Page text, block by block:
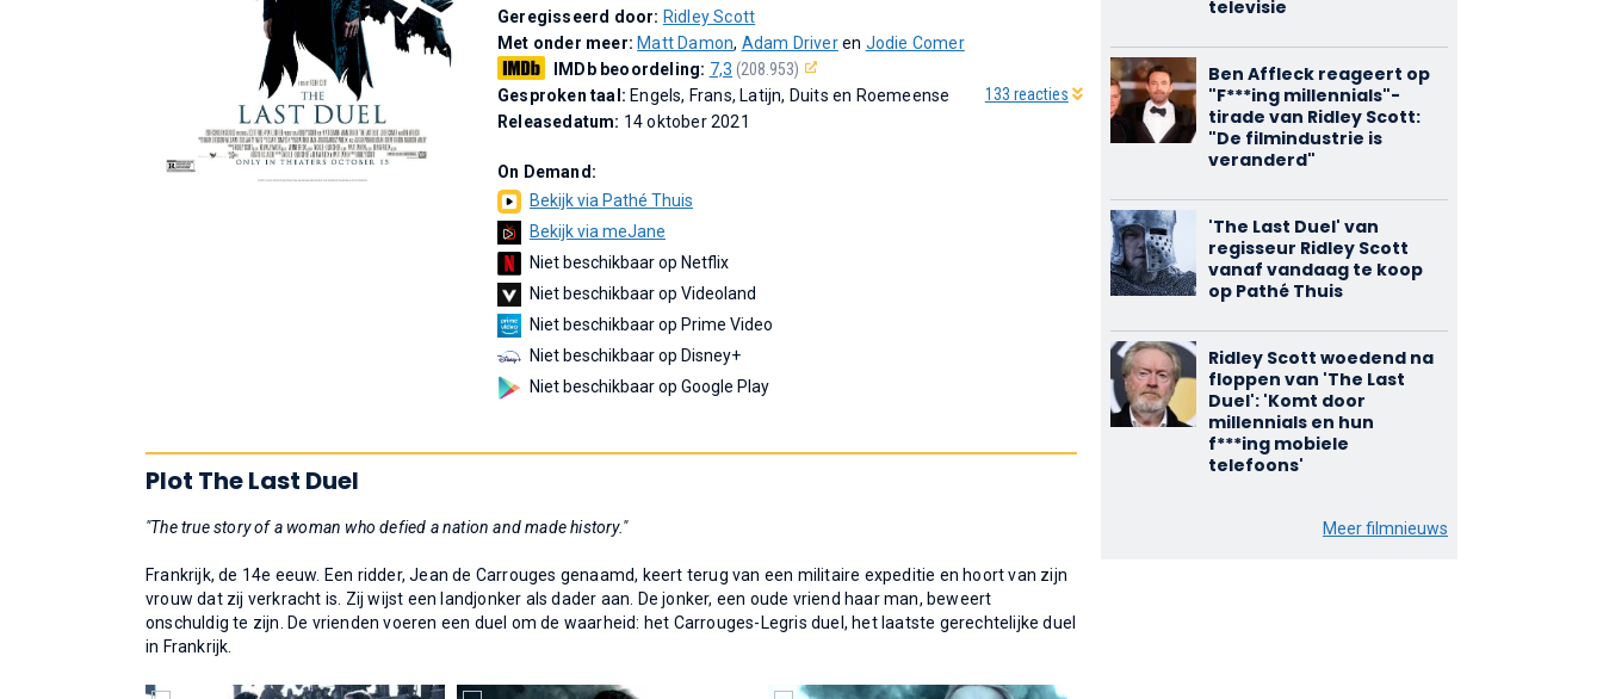
133 reacties
Geregisseerd door: Ridley Scott
Met onder meer: Matt Damon, Adam Driveren Jodie Comer
IMDb beoordeling: 7,3 (208.953)
Gesproken taal: Engels, Frans, Latijn, Duits en Roemeense
Releasedatum: 14 oktober 2021
On Demand:
Bekijk via Pathé Thuis
Bekijk via meJane
Niet beschikbaar op Netflix
Niet beschikbaar op Videoland
Niet beschikbaar op Prime Video
Niet beschikbaar op Disney+
Niet beschikbaar op Google Play
Plot The Last Duel
"The true story of a woman who defied a nation and made history."
Frankrijk, de 14e eeuw. Een ridder, Jean de Carrouges genaamd, keert terug van een militaire expeditie en hoort van zijn
vrouw dat zij verkracht is. Zij wijst een landjonker als dader aan. De jonker, een oude vriend haar man, beweert
onschuldig te zijn. De vrienden voeren een duel om de waarheid: het Carrouges-Legris duel, het laatste gerechtelijke duel
in Frankrijk.
televisie
Ben Affleck reageert op
"F***ing millennials"-
tirade van Ridley Scott:
"De filmindustrie is
veranderd"
'The Last Duel' van
regisseur Ridley Scott
vanaf vandaag te koop
op Pathé Thuis
Ridley Scott woedend na
floppen van 'The Last
Duel': 'Komt door
millennials en hun
f***ing mobiele
telefoons'
Meer filmnieuws